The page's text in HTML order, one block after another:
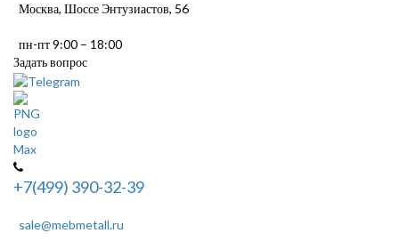
Москва, Шоссе Энтузиастов, 56
пн-пт 9:00 – 18:00
Задать вопрос
+7(499) 390-32-39
sale@mebmetall.ru